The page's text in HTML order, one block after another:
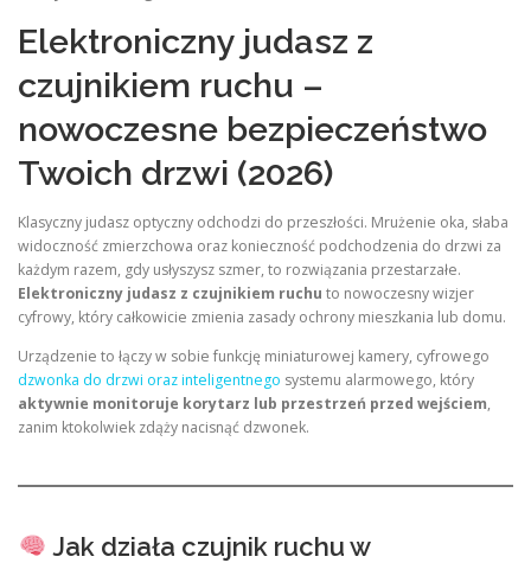
Elektroniczny judasz z
czujnikiem ruchu –
nowoczesne bezpieczeństwo
Twoich drzwi (2026)
Klasyczny judasz optyczny odchodzi do przeszłości. Mrużenie oka, słaba
widoczność zmierzchowa oraz konieczność podchodzenia do drzwi za
każdym razem, gdy usłyszysz szmer, to rozwiązania przestarzałe.
Elektroniczny judasz z czujnikiem ruchu to nowoczesny wizjer
cyfrowy, który całkowicie zmienia zasady ochrony mieszkania lub domu.
Urządzenie to łączy w sobie funkcję miniaturowej kamery, cyfrowego
dzwonka do drzwi oraz inteligentnego systemu alarmowego, który
aktywnie monitoruje korytarz lub przestrzeń przed wejściem,
zanim ktokolwiek zdąży nacisnąć dzwonek.
Jak działa czujnik ruchu w